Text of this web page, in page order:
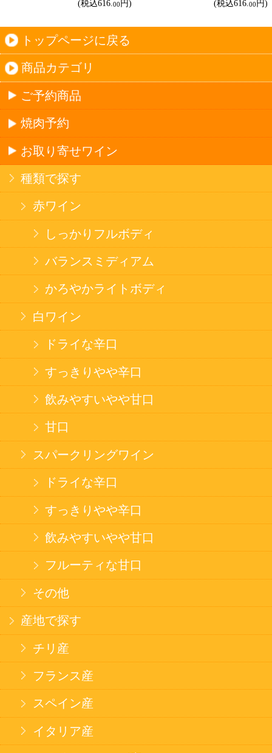
カートに入れる
20歳未満の方の酒類の購入や、飲酒は法律で禁
法令に従って、20歳未満の方への酒類のご注文
はお受けできません。
また、酒類を受取に来られた方が20歳未満の場
合は、酒類のお渡しをお断りしております。
表示：スマートフォン｜PC版
このサイトは、企業の実在証明と通信の暗号化
のため、サイバートラストの
入しています。
Trusted Webシールをクリックして、検証結果を
ご確認いただけます。